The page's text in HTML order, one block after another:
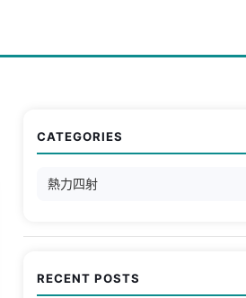
CATEGORIES
熱力四射
RECENT POSTS